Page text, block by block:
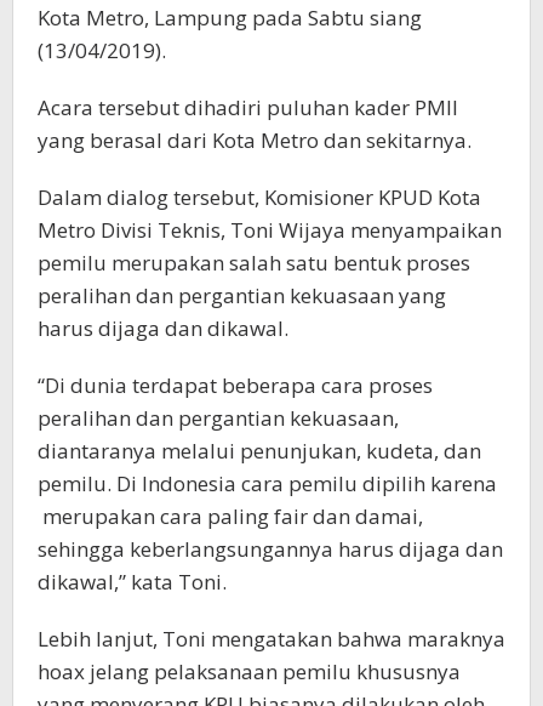
Kota Metro, Lampung pada Sabtu siang
(13/04/2019).
Acara tersebut dihadiri puluhan kader PMII
yang berasal dari Kota Metro dan sekitarnya.
Dalam dialog tersebut, Komisioner KPUD Kota
Metro Divisi Teknis, Toni Wijaya menyampaikan
pemilu merupakan salah satu bentuk proses
peralihan dan pergantian kekuasaan yang
harus dijaga dan dikawal.
“Di dunia terdapat beberapa cara proses
peralihan dan pergantian kekuasaan,
diantaranya melalui penunjukan, kudeta, dan
pemilu. Di Indonesia cara pemilu dipilih karena
merupakan cara paling fair dan damai,
sehingga keberlangsungannya harus dijaga dan
dikawal,” kata Toni.
Lebih lanjut, Toni mengatakan bahwa maraknya
hoax jelang pelaksanaan pemilu khususnya